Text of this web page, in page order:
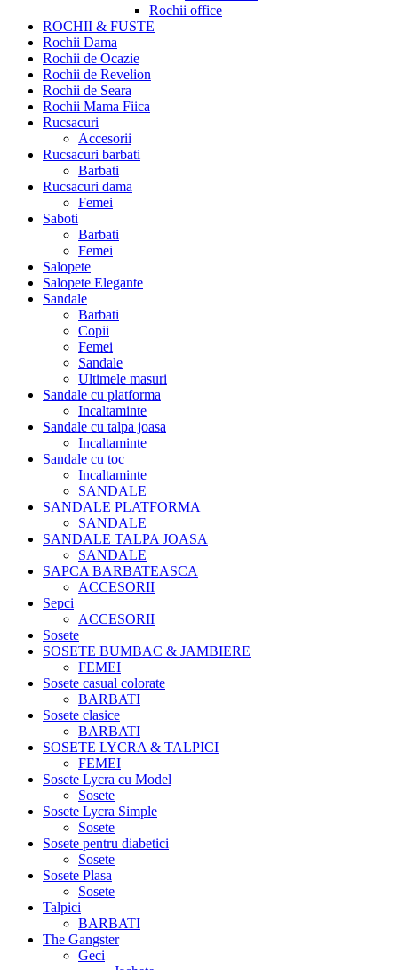
Rochii office
ROCHII & FUSTE
Rochii Dama
Rochii de Ocazie
Rochii de Revelion
Rochii de Seara
Rochii Mama Fiica
Rucsacuri
Accesorii
Rucsacuri barbati
Barbati
Rucsacuri dama
Femei
Saboti
Barbati
Femei
Salopete
Salopete Elegante
Sandale
Barbati
Copii
Femei
Sandale
Ultimele masuri
Sandale cu platforma
Incaltaminte
Sandale cu talpa joasa
Incaltaminte
Sandale cu toc
Incaltaminte
SANDALE
SANDALE PLATFORMA
SANDALE
SANDALE TALPA JOASA
SANDALE
SAPCA BARBATEASCA
ACCESORII
Sepci
ACCESORII
Sosete
SOSETE BUMBAC & JAMBIERE
FEMEI
Sosete casual colorate
BARBATI
Sosete clasice
BARBATI
SOSETE LYCRA & TALPICI
FEMEI
Sosete Lycra cu Model
Sosete
Sosete Lycra Simple
Sosete
Sosete pentru diabetici
Sosete
Sosete Plasa
Sosete
Talpici
BARBATI
The Gangster
Geci